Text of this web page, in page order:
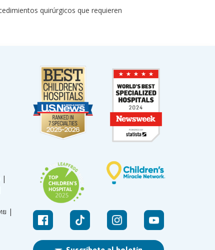
quirúrgicos que requieren
|
ย |